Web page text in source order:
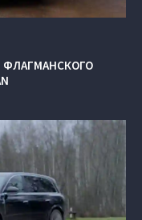
ФЛАГМАНСКОГО